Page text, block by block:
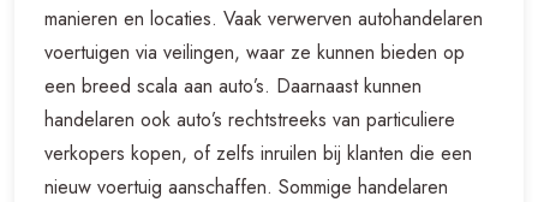
manieren en locaties. Vaak verwerven autohandelaren
voertuigen via veilingen, waar ze kunnen bieden op
een breed scala aan auto’s. Daarnaast kunnen
handelaren ook auto’s rechtstreeks van particuliere
verkopers kopen, of zelfs inruilen bij klanten die een
nieuw voertuig aanschaffen. Sommige handelaren